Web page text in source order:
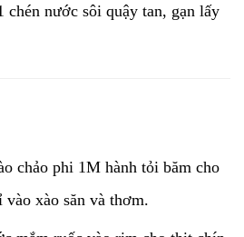
chén nước sôi quậy tan, gạn lấy
chảo phi 1M hành tỏi băm cho
xào săn và thơm.